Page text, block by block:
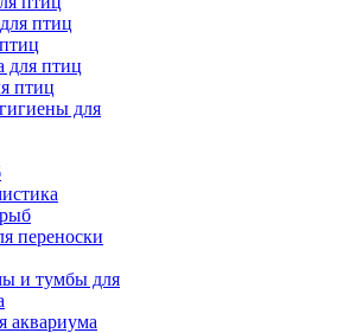
птиц
для птиц
птиц
для
переноски
и тумбы для
аквариума